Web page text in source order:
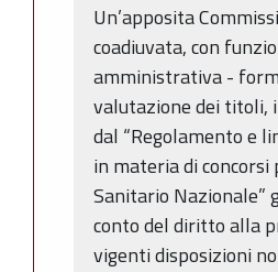
Un’apposita
coadiuvata, con
amministrativa -
valutazione dei titoli,
dal “Regolamento e
in materia di
Sanitario Nazionale”
conto del diritto alla
vigenti disposizioni